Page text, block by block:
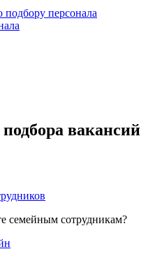
персонала
вакансий
семейным сотрудникам?